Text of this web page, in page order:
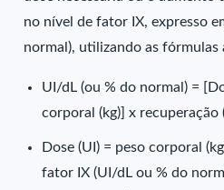
no nível de fator IX, expresso
normal), utilizando as fórmulas
UI/dL (ou % do normal) =
corporal (kg)] x
Dose (UI) = peso corporal
fator IX (UI/dL ou % do